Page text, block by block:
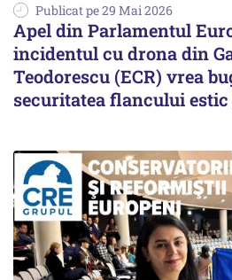
Publicat pe 29 Mai 2026
Apel din Parlamentul
incidentul cu drona din
Teodorescu (ECR) vrea
securitatea flancului